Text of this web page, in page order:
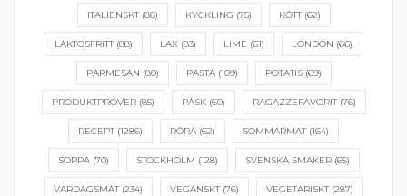
ITALIENSKT(88) KYCKLING (75) KÖTT(62)
LAKTOSFRITT(88) LAX (83) LIME (61) LONDON (66)
PARMESAN (80) PASTA(109) POTATIS(69)
PRODUKTPROVER(85) PÅSK(60) RAGAZZEFAVORIT(76)
RECEPT(1286) RÖRA (62) SOMMARMAT(164)
SOPPA(70) STOCKHOLM (128) SVENSKA SMAKER(65)
VARDAGSMAT(234) VEGANSKT(76) VEGETARISKT(287)